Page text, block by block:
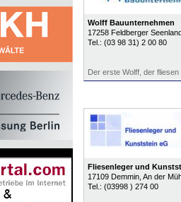
Wolff Bauunternehmen
17258 Feldberger
Tel.: (03 98 31) 2 00 80
Der erste Wolff, der fliesen
Fliesenleger und
17109 Demmin, An der
Tel.: (03998 ) 274 00